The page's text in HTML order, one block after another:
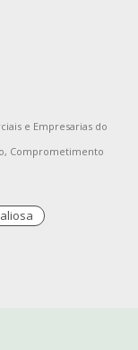
e Empresarias do
Comprometimento